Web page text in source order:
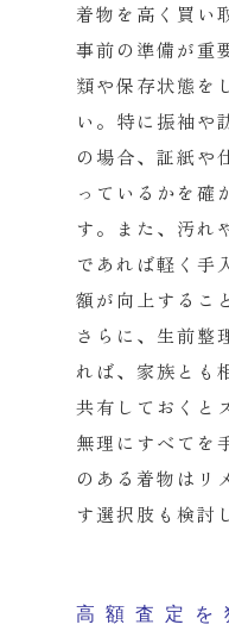
着物を高く買い
事前の準備が重
類や保存状態を
い。 特に振袖や
の場合、 証紙や
っているかを確
す。また、汚れ
であれば軽く手
額が向上するこ
さらに、生前整
れば、家族とも
共有しておくと
無理にすべてを
のある着物はリ
す選択肢も検討
高額査定を